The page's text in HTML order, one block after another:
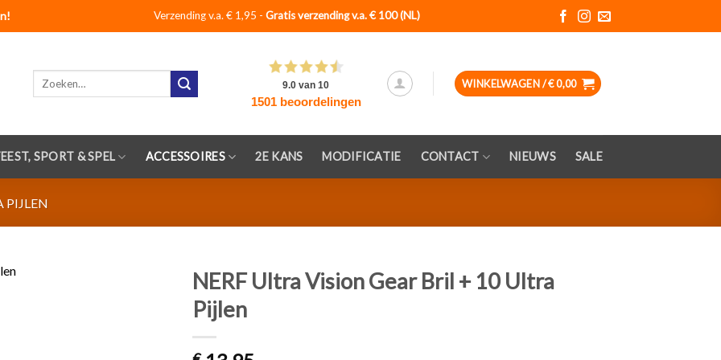
Verzending v.a. € 1,95 - Gratis verzending v.a. € 100 (NL)
Zoeken
WINKELWAGEN /€0,00
SPORT & SPEL ACCESSOIRES 2E KANS MODIFICATIE CONTACT NIEUWS SALE
PIJLEN
NERF Ultra Vision Gear Bril + 10 Ultra
Pijlen